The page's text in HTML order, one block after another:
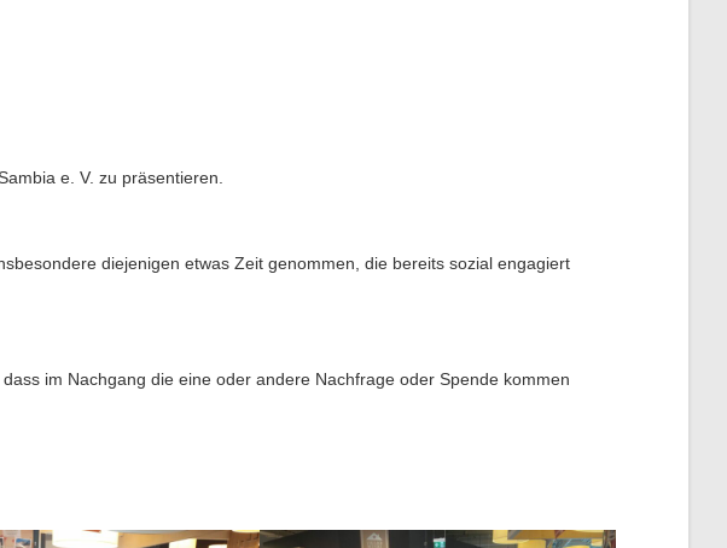
e. V. zu präsentieren.
diejenigen etwas Zeit genommen, die bereits sozial engagiert
im Nachgang die eine oder andere Nachfrage oder Spende kommen